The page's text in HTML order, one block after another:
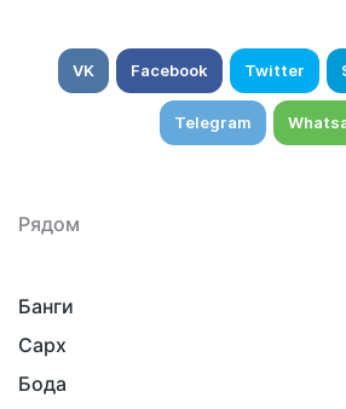
VK Facebook Twitter
Telegram
Рядом
Банги
Сарх
Бода